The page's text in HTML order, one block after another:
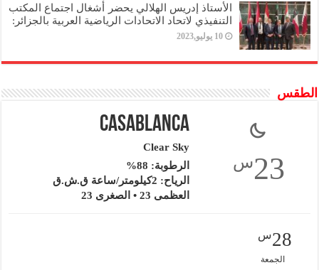
الأستاذ إدريس الهلالي يحضر أشغال اجتماع المكتب
التنفيذي لاتحاد الاتحادات الرياضية العربية بالجزائر:
10 يوليو,2023
الطقس
23س
Casablanca
Clear Sky
الرطوبة: 88%
الرياح: 2كيلومتر/ساعة ق.ش.ق‎
العظمى 23 • الصغرى 23
28س
الجمعة